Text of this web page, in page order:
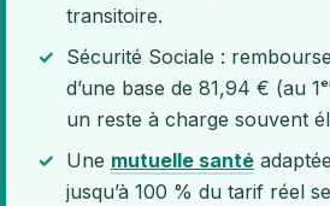
transitoire.
Sécurité Sociale :
d’une base de 81,94 € (au
un reste à charge souvent
Une mutuelle santé
jusqu’à 100 % du tarif réel